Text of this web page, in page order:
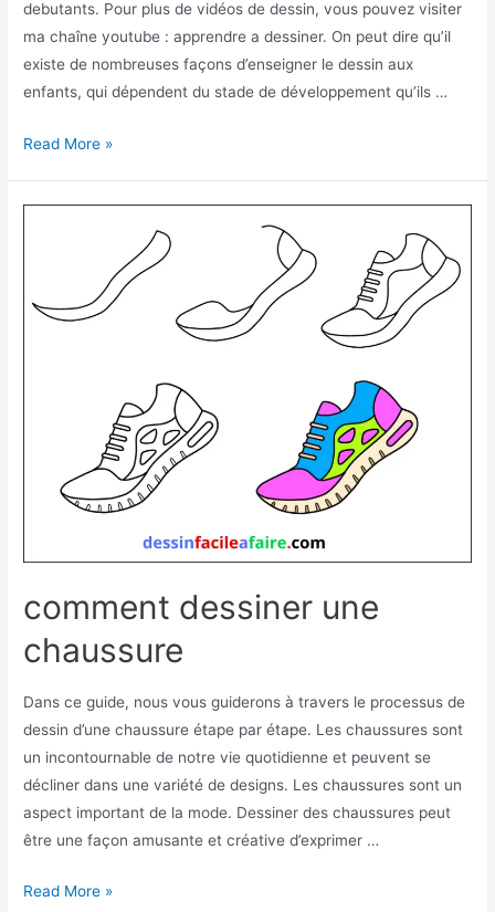
debutants. Pour plus de vidéos de dessin, vous pouvez visiter
ma chaîne youtube : apprendre a dessiner. On peut dire qu’il
existe de nombreuses façons d’enseigner le dessin aux
enfants, qui dépendent du stade de développement qu’ils …
comment
Read More »
comment dessiner une
chaussure
Dans ce guide, nous vous guiderons à travers le processus de
dessin d’une chaussure étape par étape. Les chaussures sont
un incontournable de notre vie quotidienne et peuvent se
décliner dans une variété de designs. Les chaussures sont un
aspect important de la mode. Dessiner des chaussures peut
être une façon amusante et créative d’exprimer …
comment
Read More »